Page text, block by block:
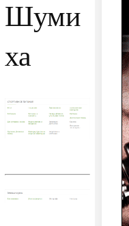
Шуми
ха